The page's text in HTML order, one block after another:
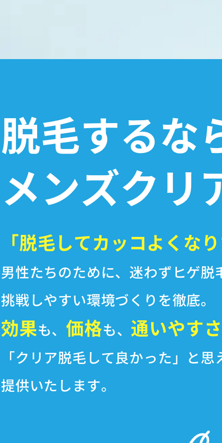
脱毛するな
メンズクリ
「脱毛してカッコよくな
男性たちのために、 迷わずヒゲ脱
挑戦しやすい環境づくりを徹底。
効果も、価格も、 通いやすさ
「クリア脱毛して良かった」と
提供いたします。